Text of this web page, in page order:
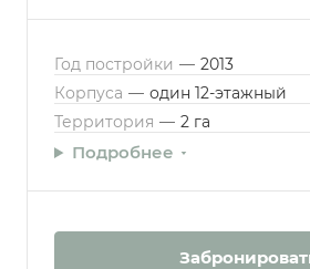
Год постройки — 2013
Корпуса — один 12-этажный
Территория — 2 га
Подробнее